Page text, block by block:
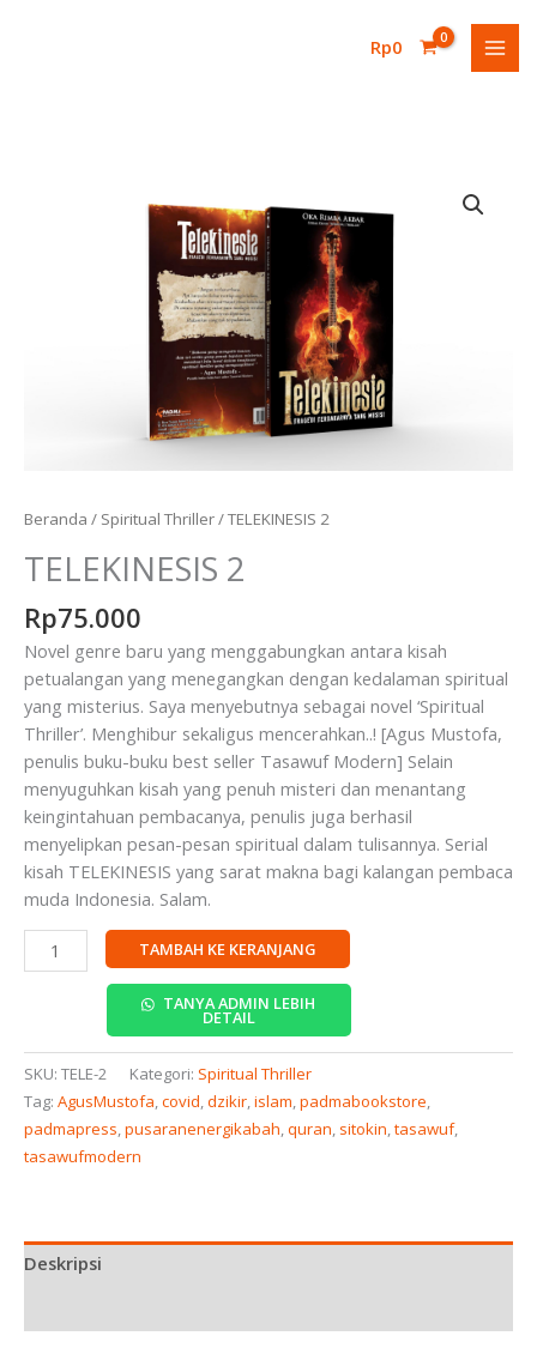
Rp0
Beranda / Spiritual Thriller/ TELEKINESIS 2
TELEKINESIS 2
Rp75.000
Novel genre baru yang menggabungkan antara kisah
petualangan yang menegangkan dengan kedalaman spiritual
yang misterius. Saya menyebutnya sebagai novel ‘Spiritual
Thriller’. Menghibur sekaligus mencerahkan..! [Agus Mustofa,
penulis buku-buku best seller Tasawuf Modern] Selain
menyuguhkan kisah yang penuh misteri dan menantang
keingintahuan pembacanya, penulis juga berhasil
menyelipkan pesan-pesan spiritual dalam tulisannya. Serial
kisah TELEKINESIS yang sarat makna bagi kalangan pembaca
muda Indonesia. Salam.
TAMBAH KE KERANJANG
TANYA ADMIN LEBIH
DETAIL
SKU: TELE-2 Kategori: Spiritual Thriller
Tag: AgusMustofa,covid,dzikir,islam,padmabookstore,
padmapress,pusaranenergikabah,quran, sitokin,tasawuf,
tasawufmodern
Deskripsi